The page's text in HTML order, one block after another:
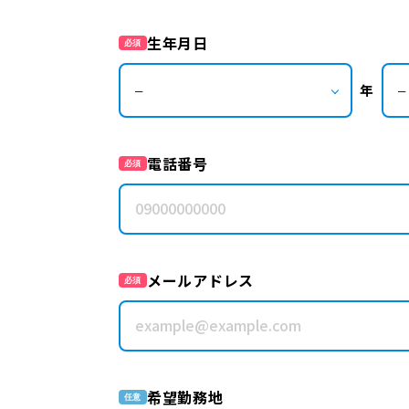
必須 生年月日
年
必須 電話番号
必須 メールアドレス
任意 希望勤務地